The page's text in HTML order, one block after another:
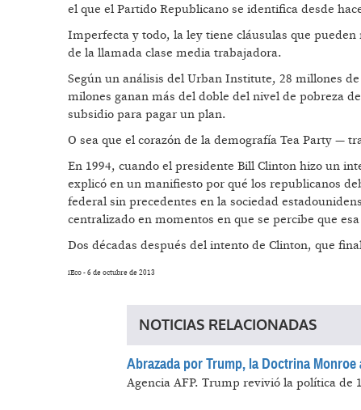
el que el Partido Republicano se identifica desde
Imperfecta y todo, la ley tiene cláusulas que
de la llamada clase media trabajadora.
Según un análisis del Urban Institute, 28 millones
milones ganan más del doble del nivel de pobreza
subsidio para pagar un plan.
O sea que el corazón de la demografía Tea Party —
En 1994, cuando el presidente Bill Clinton hizo un
explicó en un manifiesto por qué los republicanos
federal sin precedentes en la sociedad
centralizado en momentos en que se percibe que
Dos décadas después del intento de Clinton, que
iEco - 6 de octubre de 2013
NOTICIAS RELACIONADAS
Abrazada por Trump, la Doctrina Monroe
Agencia AFP. Trump revivió la política de